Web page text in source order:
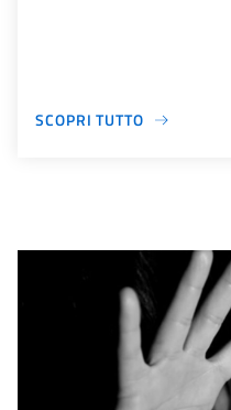
SCOPRI TUTTO